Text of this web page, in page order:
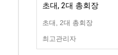
초대, 2대 총회장
초대, 2대 총회장
최고관리자